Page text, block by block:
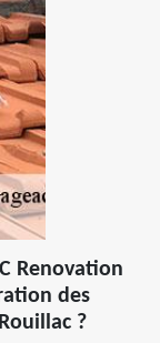
Renovation
des
?